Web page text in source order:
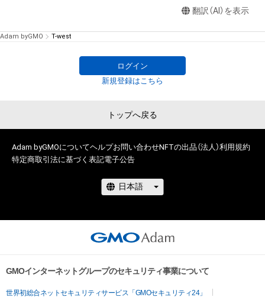
翻訳（AI）を表示
Adam byGMO T-west
ログイン
新規登録はこちら
トップへ戻る
Adam byGMOについてヘルプお問い合わせNFTの出品（法人）利用規約
特定商取引法に基づく表記電子公告
GMOインターネットグループのセキュリティ事業について
世界初総合ネットセキュリティサービス「GMOセキュリティ24」